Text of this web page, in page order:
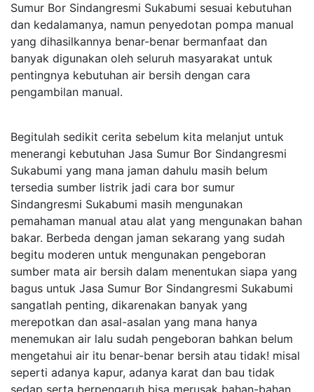
Sumur Bor Sindangresmi Sukabumi sesuai kebutuhan
dan kedalamanya, namun penyedotan pompa manual
yang dihasilkannya benar-benar bermanfaat dan
banyak digunakan oleh seluruh masyarakat untuk
pentingnya kebutuhan air bersih dengan cara
pengambilan manual.
Begitulah sedikit cerita sebelum kita melanjut untuk
menerangi kebutuhan Jasa Sumur Bor Sindangresmi
Sukabumi yang mana jaman dahulu masih belum
tersedia sumber listrik jadi cara bor sumur
Sindangresmi Sukabumi masih mengunakan
pemahaman manual atau alat yang mengunakan bahan
bakar. Berbeda dengan jaman sekarang yang sudah
begitu moderen untuk mengunakan pengeboran
sumber mata air bersih dalam menentukan siapa yang
bagus untuk Jasa Sumur Bor Sindangresmi Sukabumi
sangatlah penting, dikarenakan banyak yang
merepotkan dan asal-asalan yang mana hanya
menemukan air lalu sudah pengeboran bahkan belum
mengetahui air itu benar-benar bersih atau tidak! misal
seperti adanya kapur, adanya karat dan bau tidak
sedap serta berpengaruh bisa merusak bahan-bahan